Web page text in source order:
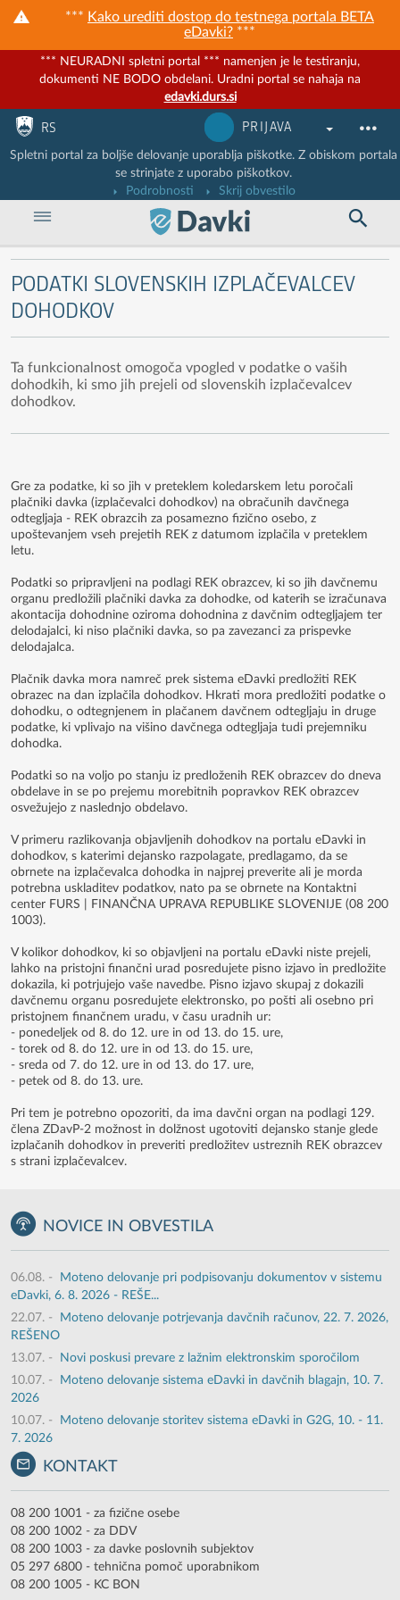
*** Kako urediti dostop do testnega portala BETA
eDavki? ***
*** NEURADNI spletni portal *** namenjen je le testiranju,
dokumenti NE BODO obdelani. Uradni portal se nahaja na
edavki.durs.si
Nadaljuj na vsebino
Nadaljuj na vsebino zaprtega portala
RS PRIJAVA
Spletni portal za boljše delovanje uporablja piškotke. Z obiskom portala
se strinjate z uporabo piškotkov.
Podrobnosti
Skrij obvestilo
PODATKI SLOVENSKIH IZPLAČEVALCEV
DOHODKOV
Ta funkcionalnost omogoča vpogled v podatke o vaših
dohodkih, ki smo jih prejeli od slovenskih izplačevalcev
dohodkov.
Gre za podatke, ki so jih v preteklem koledarskem letu poročali
plačniki davka (izplačevalci dohodkov) na obračunih davčnega
odtegljaja - REK obrazcih za posamezno fizično osebo, z
upoštevanjem vseh prejetih REK z datumom izplačila v preteklem
letu.
Podatki so pripravljeni na podlagi REK obrazcev, ki so jih davčnemu
organu predložili plačniki davka za dohodke, od katerih se izračunava
akontacija dohodnine oziroma dohodnina z davčnim odtegljajem ter
delodajalci, ki niso plačniki davka, so pa zavezanci za prispevke
delodajalca.
Plačnik davka mora namreč prek sistema eDavki predložiti REK
obrazec na dan izplačila dohodkov. Hkrati mora predložiti podatke o
dohodku, o odtegnjenem in plačanem davčnem odtegljaju in druge
podatke, ki vplivajo na višino davčnega odtegljaja tudi prejemniku
dohodka.
Podatki so na voljo po stanju iz predloženih REK obrazcev do dneva
obdelave in se po prejemu morebitnih popravkov REK obrazcev
osvežujejo z naslednjo obdelavo.
V primeru razlikovanja objavljenih dohodkov na portalu eDavki in
dohodkov, s katerimi dejansko razpolagate, predlagamo, da se
obrnete na izplačevalca dohodka in najprej preverite ali je morda
potrebna uskladitev podatkov, nato pa se obrnete na Kontaktni
center FURS | FINANČNA UPRAVA REPUBLIKE SLOVENIJE (08 200
1003).
V kolikor dohodkov, ki so objavljeni na portalu eDavki niste prejeli,
lahko na pristojni finančni urad posredujete pisno izjavo in predložite
dokazila, ki potrjujejo vaše navedbe. Pisno izjavo skupaj z dokazili
davčnemu organu posredujete elektronsko, po pošti ali osebno pri
pristojnem finančnem uradu, v času uradnih ur:
- ponedeljek od 8. do 12. ure in od 13. do 15. ure,
- torek od 8. do 12. ure in od 13. do 15. ure,
- sreda od 7. do 12. ure in od 13. do 17. ure,
- petek od 8. do 13. ure.
Pri tem je potrebno opozoriti, da ima davčni organ na podlagi 129.
člena ZDavP-2 možnost in dolžnost ugotoviti dejansko stanje glede
izplačanih dohodkov in preveriti predložitev ustreznih REK obrazcev
s strani izplačevalcev.
NOVICE IN OBVESTILA
06.08. -
Moteno delovanje pri podpisovanju dokumentov v sistemu
eDavki, 6. 8. 2026 - REŠE...
22.07. -
Moteno delovanje potrjevanja davčnih računov, 22. 7. 2026,
REŠENO
13.07. -
Novi poskusi prevare z lažnim elektronskim sporočilom
10.07. -
Moteno delovanje sistema eDavki in davčnih blagajn, 10. 7.
2026
10.07. -
Moteno delovanje storitev sistema eDavki in G2G, 10. - 11.
7. 2026
KONTAKT
08 200 1001 - za fizične osebe
08 200 1002 - za DDV
08 200 1003 - za davke poslovnih subjektov
05 297 6800 - tehnična pomoč uporabnikom
08 200 1005 - KC BON